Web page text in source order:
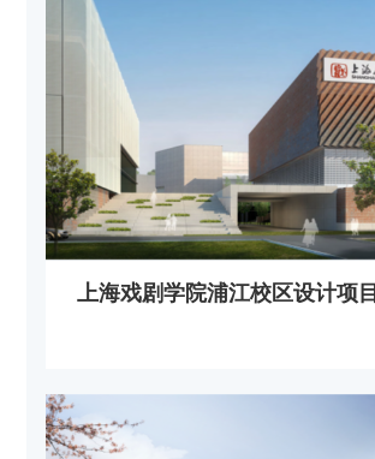
上海戏剧学院浦江校区设计项目